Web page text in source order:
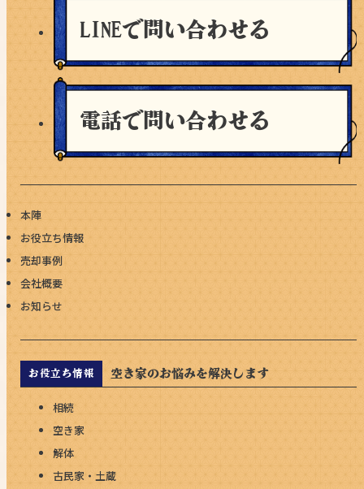
LINEで問い合わせる
電話で問い合わせる
本陣
お役立ち情報
売却事例
会社概要
お知らせ
お役立ち情報 空き家のお悩みを解決します
相続
空き家
解体
古民家・土蔵